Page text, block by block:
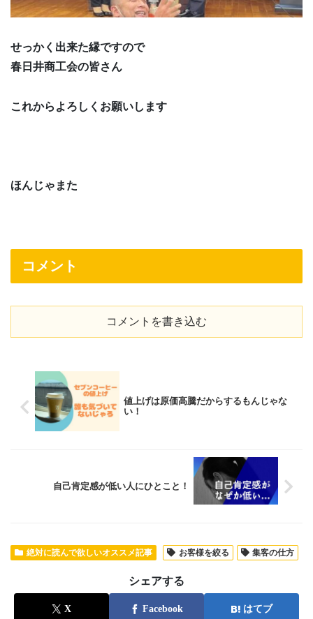
せっかく出来た縁ですので
春日井商工会の皆さん
これからよろしくお願いします
ほんじゃまた
コメント
コメントを書き込む
値上げは原価高騰だからするもんじゃな
い！
自己肯定感が低い人にひとこと！
絶対に読んで欲しいオススメ記事 お客様を絞る 集客の仕方
シェアする
X Facebook はてブ